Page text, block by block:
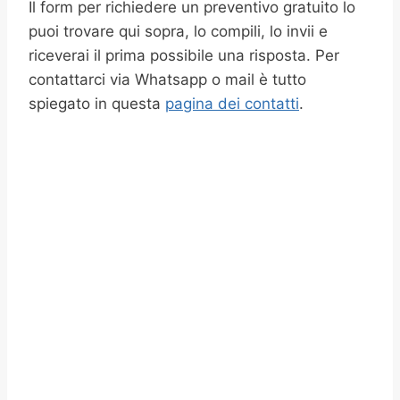
Il form per richiedere un preventivo gratuito lo
puoi trovare qui sopra, lo compili, lo invii e
riceverai il prima possibile una risposta. Per
contattarci via Whatsapp o mail è tutto
spiegato in questa pagina dei contatti.